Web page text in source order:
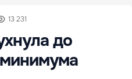
13 231
до